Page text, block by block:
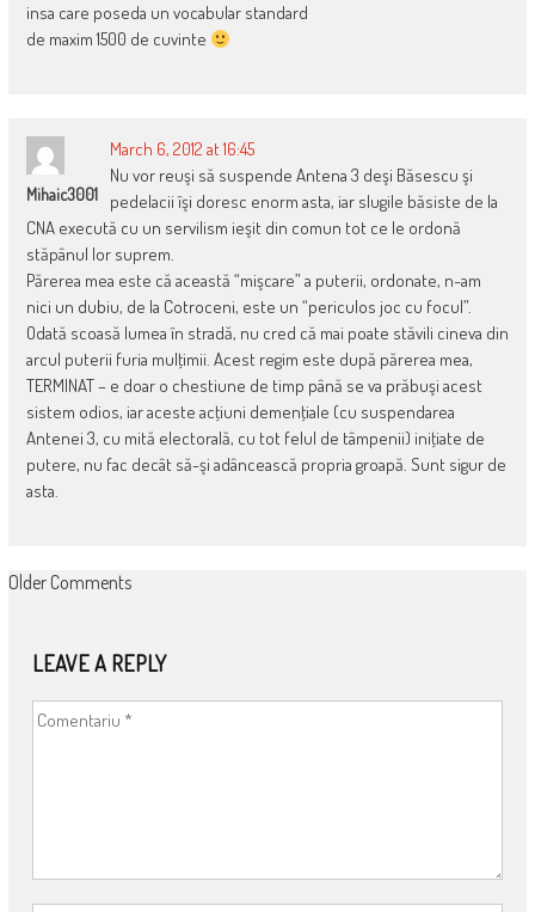
insa care poseda un vocabular standard
de maxim 1500 de cuvinte
Mihaic3001
March 6, 2012 at 16:45
Nu vor reuşi să suspende Antena 3 deşi Băsescu şi
pedelacii îşi doresc enorm asta, iar slugile băsiste de la
CNA execută cu un servilism ieşit din comun tot ce le ordonă
stăpânul lor suprem.
Părerea mea este că această “mişcare” a puterii, ordonate, n-am
nici un dubiu, de la Cotroceni, este un “periculos joc cu focul”.
Odată scoasă lumea în stradă, nu cred că mai poate stăvili cineva din
arcul puterii furia mulţimii. Acest regim este după părerea mea,
TERMINAT – e doar o chestiune de timp până se va prăbuşi acest
sistem odios, iar aceste acţiuni demenţiale (cu suspendarea
Antenei 3, cu mită electorală, cu tot felul de tâmpenii) iniţiate de
putere, nu fac decât să-şi adâncească propria groapă. Sunt sigur de
asta.
COMMENT
Older Comments
LEAVE A REPLY